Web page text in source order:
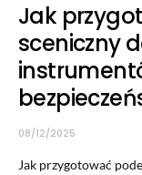
Jak
sceniczny
08/12/2025
Jak przygotować